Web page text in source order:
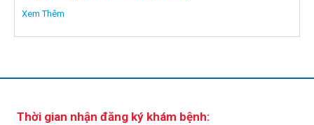
Xem Thêm
Thời gian nhận đăng ký khám bệnh: